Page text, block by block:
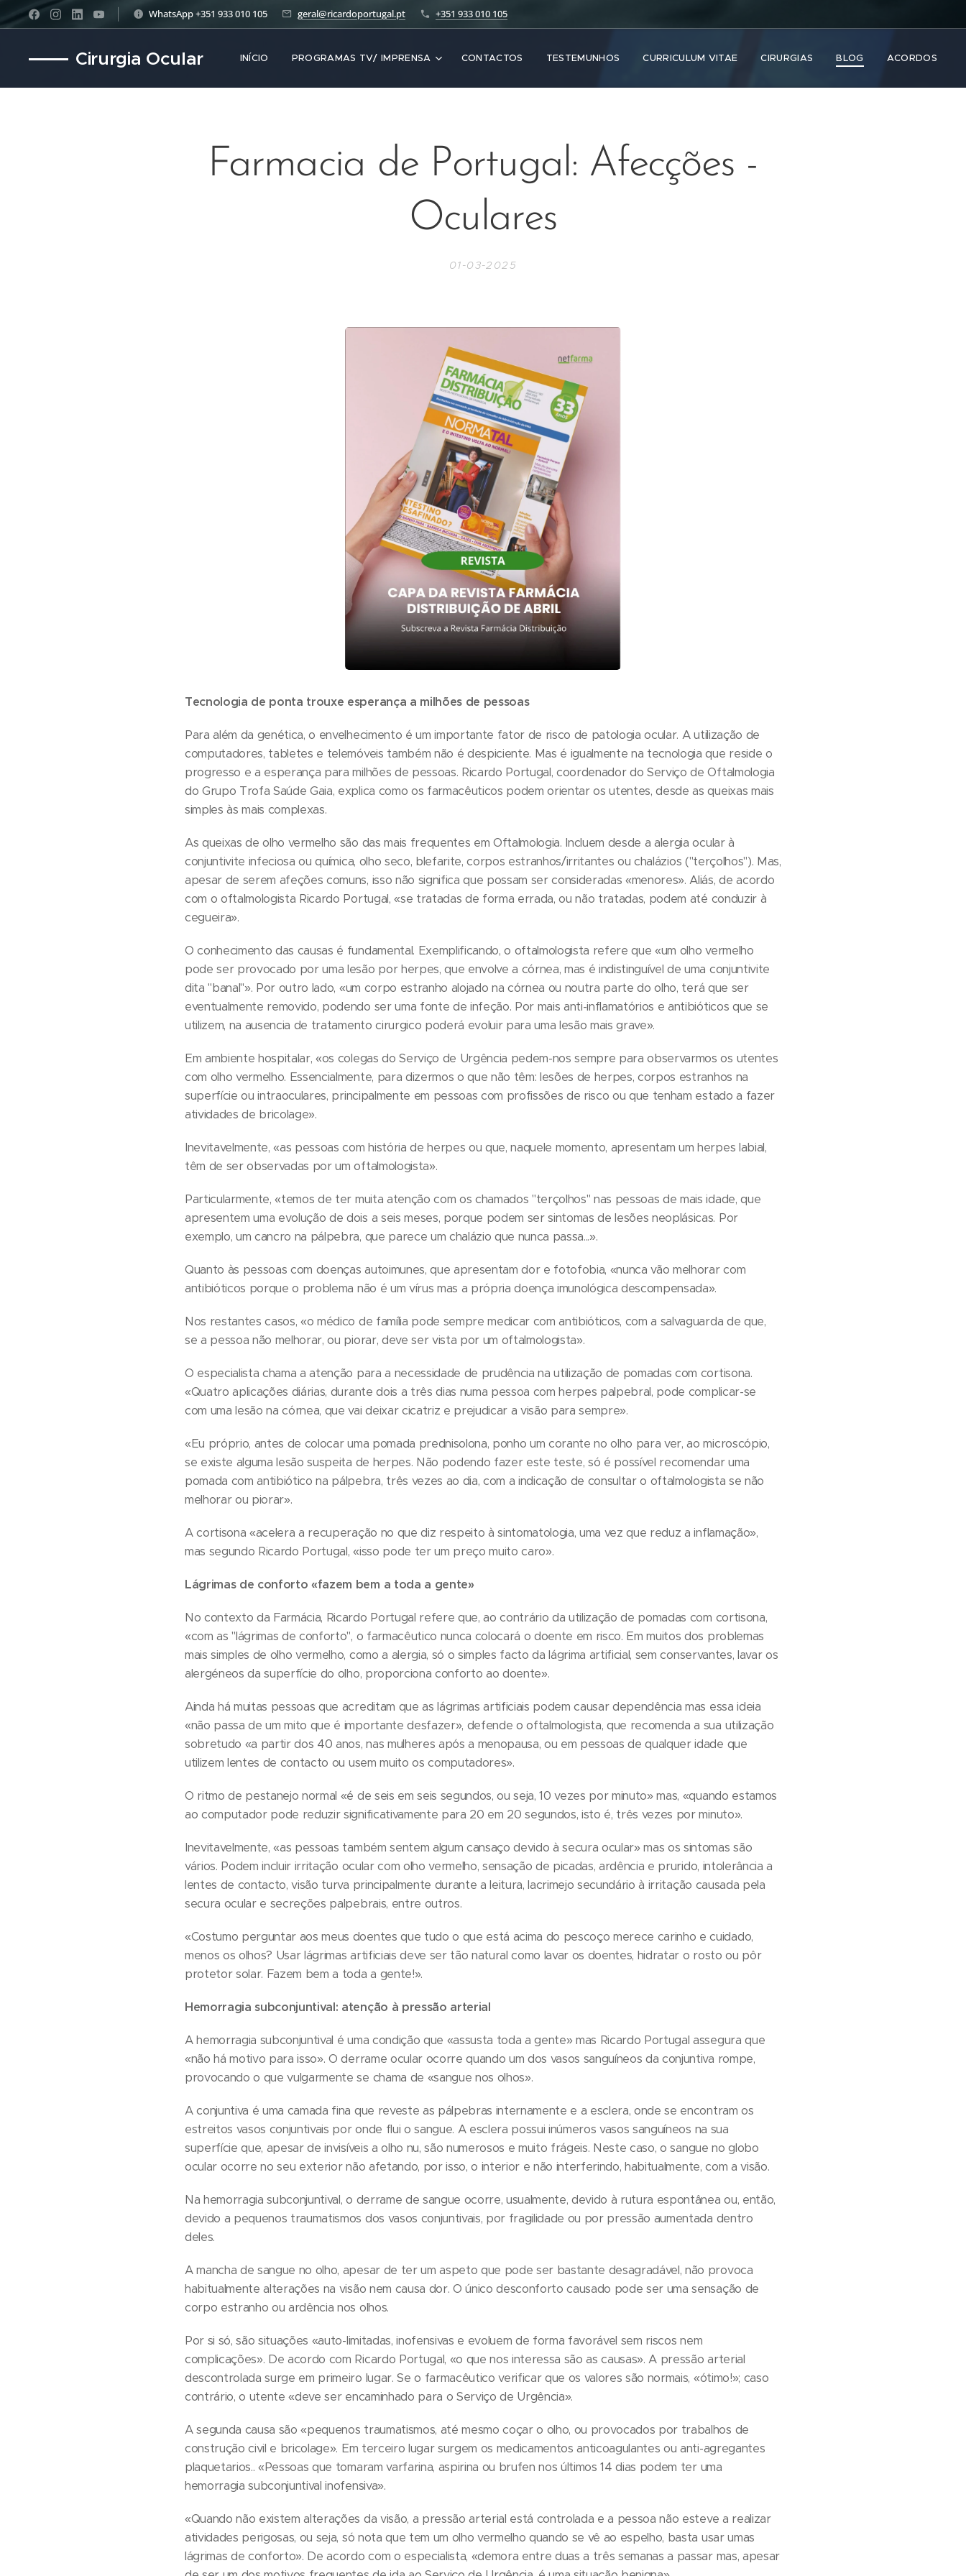
WhatsApp +351 933 010 105 geral@ricardoportugal.pt +351 933 010 105
Cirurgia Ocular INÍCIO PROGRAMAS TV/ IMPRENSA CONTACTOS TESTEMUNHOS CURRICULUM VITAE CIRURGIAS BLOG ACORDOS
Farmacia de Portugal: Afecções -
Oculares
01-03-2025
Tecnologia de ponta trouxe esperança a milhões de pessoas
Para além da genética, o envelhecimento é um importante fator de risco de patologia ocular. A utilização de
computadores, tabletes e telemóveis também não é despiciente. Mas é igualmente na tecnologia que reside o
progresso e a esperança para milhões de pessoas. Ricardo Portugal, coordenador do Serviço de Oftalmologia
do Grupo Trofa Saúde Gaia, explica como os farmacêuticos podem orientar os utentes, desde as queixas mais
simples às mais complexas.
As queixas de olho vermelho são das mais frequentes em Oftalmologia. Incluem desde a alergia ocular à
conjuntivite infeciosa ou química, olho seco, blefarite, corpos estranhos/irritantes ou chalázios ("terçolhos"). Mas,
apesar de serem afeções comuns, isso não significa que possam ser consideradas «menores». Aliás, de acordo
com o oftalmologista Ricardo Portugal, «se tratadas de forma errada, ou não tratadas, podem até conduzir à
cegueira».
O conhecimento das causas é fundamental. Exemplificando, o oftalmologista refere que «um olho vermelho
pode ser provocado por uma lesão por herpes, que envolve a córnea, mas é indistinguível de uma conjuntivite
dita "banal"». Por outro lado, «um corpo estranho alojado na córnea ou noutra parte do olho, terá que ser
eventualmente removido, podendo ser uma fonte de infeção. Por mais anti-inflamatórios e antibióticos que se
utilizem, na ausencia de tratamento cirurgico poderá evoluir para uma lesão mais grave».
Em ambiente hospitalar, «os colegas do Serviço de Urgência pedem-nos sempre para observarmos os utentes
com olho vermelho. Essencialmente, para dizermos o que não têm: lesões de herpes, corpos estranhos na
superfície ou intraoculares, principalmente em pessoas com profissões de risco ou que tenham estado a fazer
atividades de bricolage».
Inevitavelmente, «as pessoas com história de herpes ou que, naquele momento, apresentam um herpes labial,
têm de ser observadas por um oftalmologista».
Particularmente, «temos de ter muita atenção com os chamados "terçolhos" nas pessoas de mais idade, que
apresentem uma evolução de dois a seis meses, porque podem ser sintomas de lesões neoplásicas. Por
exemplo, um cancro na pálpebra, que parece um chalázio que nunca passa...».
Quanto às pessoas com doenças autoimunes, que apresentam dor e fotofobia, «nunca vão melhorar com
antibióticos porque o problema não é um vírus mas a própria doença imunológica descompensada».
Nos restantes casos, «o médico de família pode sempre medicar com antibióticos, com a salvaguarda de que,
se a pessoa não melhorar, ou piorar, deve ser vista por um oftalmologista».
O especialista chama a atenção para a necessidade de prudência na utilização de pomadas com cortisona.
«Quatro aplicações diárias, durante dois a três dias numa pessoa com herpes palpebral, pode complicar-se
com uma lesão na córnea, que vai deixar cicatriz e prejudicar a visão para sempre».
«Eu próprio, antes de colocar uma pomada prednisolona, ponho um corante no olho para ver, ao microscópio,
se existe alguma lesão suspeita de herpes. Não podendo fazer este teste, só é possível recomendar uma
pomada com antibiótico na pálpebra, três vezes ao dia, com a indicação de consultar o oftalmologista se não
melhorar ou piorar».
A cortisona «acelera a recuperação no que diz respeito à sintomatologia, uma vez que reduz a inflamação»,
mas segundo Ricardo Portugal, «isso pode ter um preço muito caro».
Lágrimas de conforto «fazem bem a toda a gente»
No contexto da Farmácia, Ricardo Portugal refere que, ao contrário da utilização de pomadas com cortisona,
«com as "lágrimas de conforto", o farmacêutico nunca colocará o doente em risco. Em muitos dos problemas
mais simples de olho vermelho, como a alergia, só o simples facto da lágrima artificial, sem conservantes, lavar os
alergéneos da superfície do olho, proporciona conforto ao doente».
Ainda há muitas pessoas que acreditam que as lágrimas artificiais podem causar dependência mas essa ideia
«não passa de um mito que é importante desfazer», defende o oftalmologista, que recomenda a sua utilização
sobretudo «a partir dos 40 anos, nas mulheres após a menopausa, ou em pessoas de qualquer idade que
utilizem lentes de contacto ou usem muito os computadores».
O ritmo de pestanejo normal «é de seis em seis segundos, ou seja, 10 vezes por minuto» mas, «quando estamos
ao computador pode reduzir significativamente para 20 em 20 segundos, isto é, três vezes por minuto».
Inevitavelmente, «as pessoas também sentem algum cansaço devido à secura ocular» mas os sintomas são
vários. Podem incluir irritação ocular com olho vermelho, sensação de picadas, ardência e prurido, intolerância a
lentes de contacto, visão turva principalmente durante a leitura, lacrimejo secundário à irritação causada pela
secura ocular e secreções palpebrais, entre outros.
«Costumo perguntar aos meus doentes que tudo o que está acima do pescoço merece carinho e cuidado,
menos os olhos? Usar lágrimas artificiais deve ser tão natural como lavar os doentes, hidratar o rosto ou pôr
protetor solar. Fazem bem a toda a gente!».
Hemorragia subconjuntival: atenção à pressão arterial
A hemorragia subconjuntival é uma condição que «assusta toda a gente» mas Ricardo Portugal assegura que
«não há motivo para isso». O derrame ocular ocorre quando um dos vasos sanguíneos da conjuntiva rompe,
provocando o que vulgarmente se chama de «sangue nos olhos».
A conjuntiva é uma camada fina que reveste as pálpebras internamente e a esclera, onde se encontram os
estreitos vasos conjuntivais por onde flui o sangue. A esclera possui inúmeros vasos sanguíneos na sua
superfície que, apesar de invisíveis a olho nu, são numerosos e muito frágeis. Neste caso, o sangue no globo
ocular ocorre no seu exterior não afetando, por isso, o interior e não interferindo, habitualmente, com a visão.
Na hemorragia subconjuntival, o derrame de sangue ocorre, usualmente, devido à rutura espontânea ou, então,
devido a pequenos traumatismos dos vasos conjuntivais, por fragilidade ou por pressão aumentada dentro
deles.
A mancha de sangue no olho, apesar de ter um aspeto que pode ser bastante desagradável, não provoca
habitualmente alterações na visão nem causa dor. O único desconforto causado pode ser uma sensação de
corpo estranho ou ardência nos olhos.
Por si só, são situações «auto-limitadas, inofensivas e evoluem de forma favorável sem riscos nem
complicações». De acordo com Ricardo Portugal, «o que nos interessa são as causas». A pressão arterial
descontrolada surge em primeiro lugar. Se o farmacêutico verificar que os valores são normais, «ótimo!»; caso
contrário, o utente «deve ser encaminhado para o Serviço de Urgência».
A segunda causa são «pequenos traumatismos, até mesmo coçar o olho, ou provocados por trabalhos de
construção civil e bricolage». Em terceiro lugar surgem os medicamentos anticoagulantes ou anti-agregantes
plaquetarios.. «Pessoas que tomaram varfarina, aspirina ou brufen nos últimos 14 dias podem ter uma
hemorragia subconjuntival inofensiva».
«Quando não existem alterações da visão, a pressão arterial está controlada e a pessoa não esteve a realizar
atividades perigosas, ou seja, só nota que tem um olho vermelho quando se vê ao espelho, basta usar umas
lágrimas de conforto». De acordo com o especialista, «demora entre duas a três semanas a passar mas, apesar